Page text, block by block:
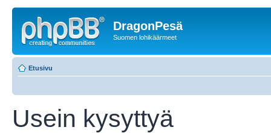
DragonPesä
Suomen lohikäärmeet
Etusivu
Usein kysyttyä